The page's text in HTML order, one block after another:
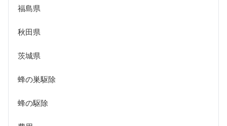
福島県
秋田県
茨城県
蜂の巣駆除
蜂の駆除